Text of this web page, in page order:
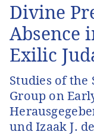
Divine
Absence
Exilic
Studies of the
Group on
und Izaak J.